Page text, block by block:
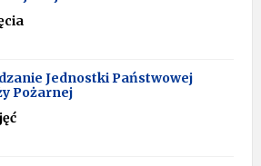
Jednostki Państwowej
Pożarnej